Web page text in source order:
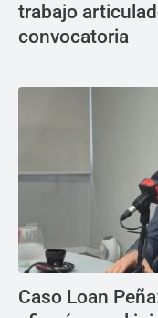
trabajo
convocatoria
Caso Loan